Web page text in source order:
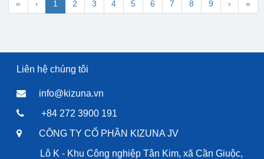
« ‹ 1 2 3 4 5 6 7 8 9 › »
Liên hệ chúng tôi
info@kizuna.vn
+84 272 3900 191
CÔNG TY CỔ PHẦN KIZUNA JV
Lô K - Khu Công nghiệp Tân Kim, xã Cần Giuộc,